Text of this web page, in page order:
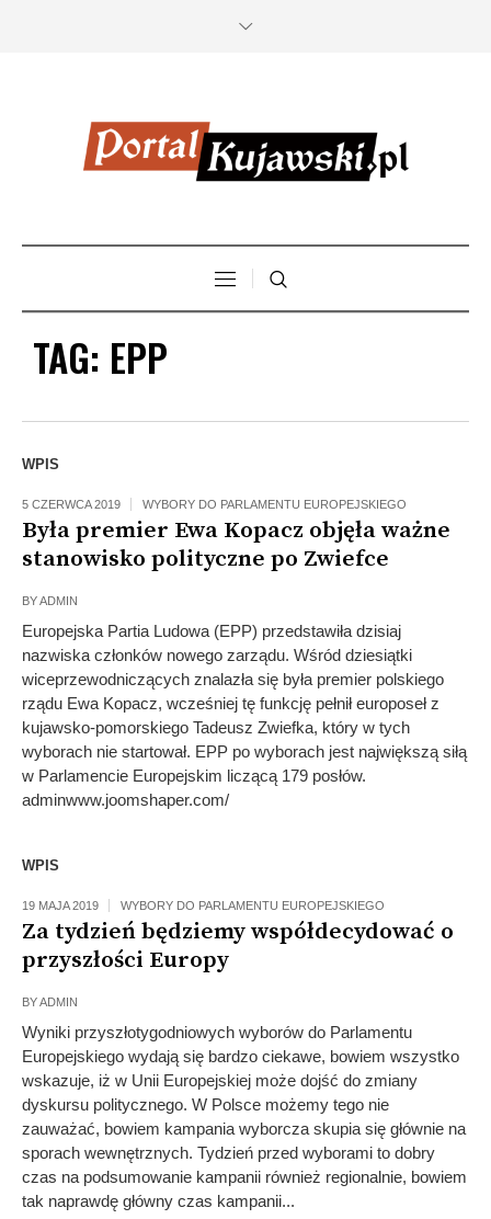
TAG: EPP
WPIS
5 CZERWCA 2019 WYBORY DO PARLAMENTU EUROPEJSKIEGO
Była premier Ewa Kopacz objęła ważne
stanowisko polityczne po Zwiefce
BYADMIN
Europejska Partia Ludowa (EPP) przedstawiła dzisiaj
nazwiska członków nowego zarządu. Wśród dziesiątki
wiceprzewodniczących znalazła się była premier polskiego
rządu Ewa Kopacz, wcześniej tę funkcję pełnił europoseł z
kujawsko-pomorskiego Tadeusz Zwiefka, który w tych
wyborach nie startował. EPP po wyborach jest największą siłą
w Parlamencie Europejskim liczącą 179 posłów.
adminwww.joomshaper.com/
WPIS
19 MAJA 2019 WYBORY DO PARLAMENTU EUROPEJSKIEGO
Za tydzień będziemy współdecydować o
przyszłości Europy
BYADMIN
Wyniki przyszłotygodniowych wyborów do Parlamentu
Europejskiego wydają się bardzo ciekawe, bowiem wszystko
wskazuje, iż w Unii Europejskiej może dojść do zmiany
dyskursu politycznego. W Polsce możemy tego nie
zauważać, bowiem kampania wyborcza skupia się głównie na
sporach wewnętrznych. Tydzień przed wyborami to dobry
czas na podsumowanie kampanii również regionalnie, bowiem
tak naprawdę główny czas kampanii...